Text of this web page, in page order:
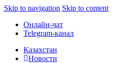
Skip to navigation Skip to content
Онлайн-чат
Telegram-канал
Казахстан
Новости